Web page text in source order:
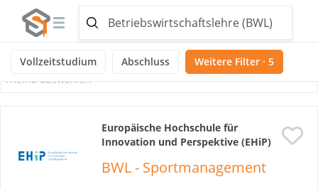
Vollzeitstudium Abschluss Weitere Filter · 5
Noch keine Themen ausgewählt
Thema auswählen
Europäische Hochschule für
Innovation und Perspektive (EHiP)
BWL - Sportmanagement